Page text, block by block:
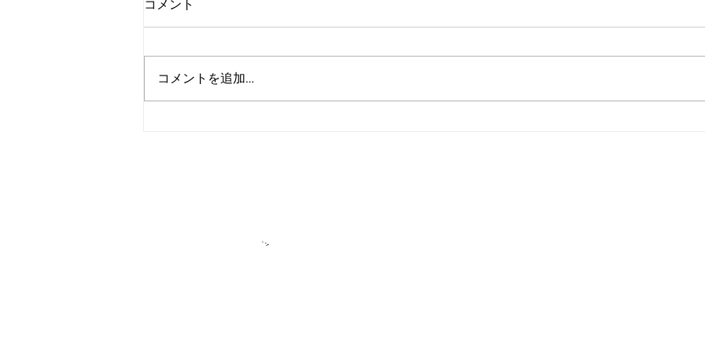
コメント
コメントを追加…
​＞
★アルゴランド公式サイト（英語）はこちら